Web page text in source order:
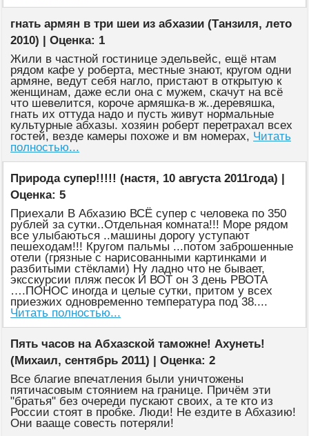
гнать армян в три шеи из абхазии (Танзиля, лето
2010) | Оценка: 1
Жили в частной гостинице эдельвейс, ещё нтам
рядом кафе у роберта, местные знают, кругом одни
армяне, ведут себя нагло, пристают в открытую к
женщинам, даже если она с мужем, скачут на всё
что шевелится, короче армяшка-в ж..деревяшка,
гнать их оттуда надо и пусть живут нормальные
культурные абхазы. хозяин роберт перетрахал всех
гостей, везде камеры похоже и вм номерах, Читать
полностью...
Природа супер!!!!! (настя, 10 августа 2011года) |
Оценка: 5
Приехали В Абхазию ВСЁ супер с человека по 350
рублей за сутки..Отдельная комната!!! Море рядом
все улыбаються ..машины дорогу уступают
пешеходам!!! Кругом пальмы ...потом заброшенные
отели (грязные с нарисованными картинками и
разбитыми стёклами) Ну ладно что не бывает,
эксскурсии пляж песок И ВОТ он 3 день РВОТА
….ПОНОС иногда и целые сутки, притом у всех
приезжих одновременно температура под 38....
Читать полностью...
Пять часов на Абхазской таможне! Ахунеть!
(Михаил, сентябрь 2011) | Оценка: 2
Все благие впечатления были уничтожены
пятичасовым стоянием на границе. Причём эти
"братья" без очереди пускают своих, а те кто из
России стоят в пробке. Люди! Не ездите в Абхазию!
Они вааще совесть потеряли!